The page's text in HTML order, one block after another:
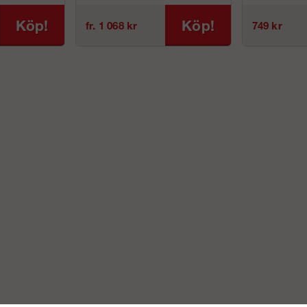
Köp! fr. 1 068 kr Köp! 749 kr